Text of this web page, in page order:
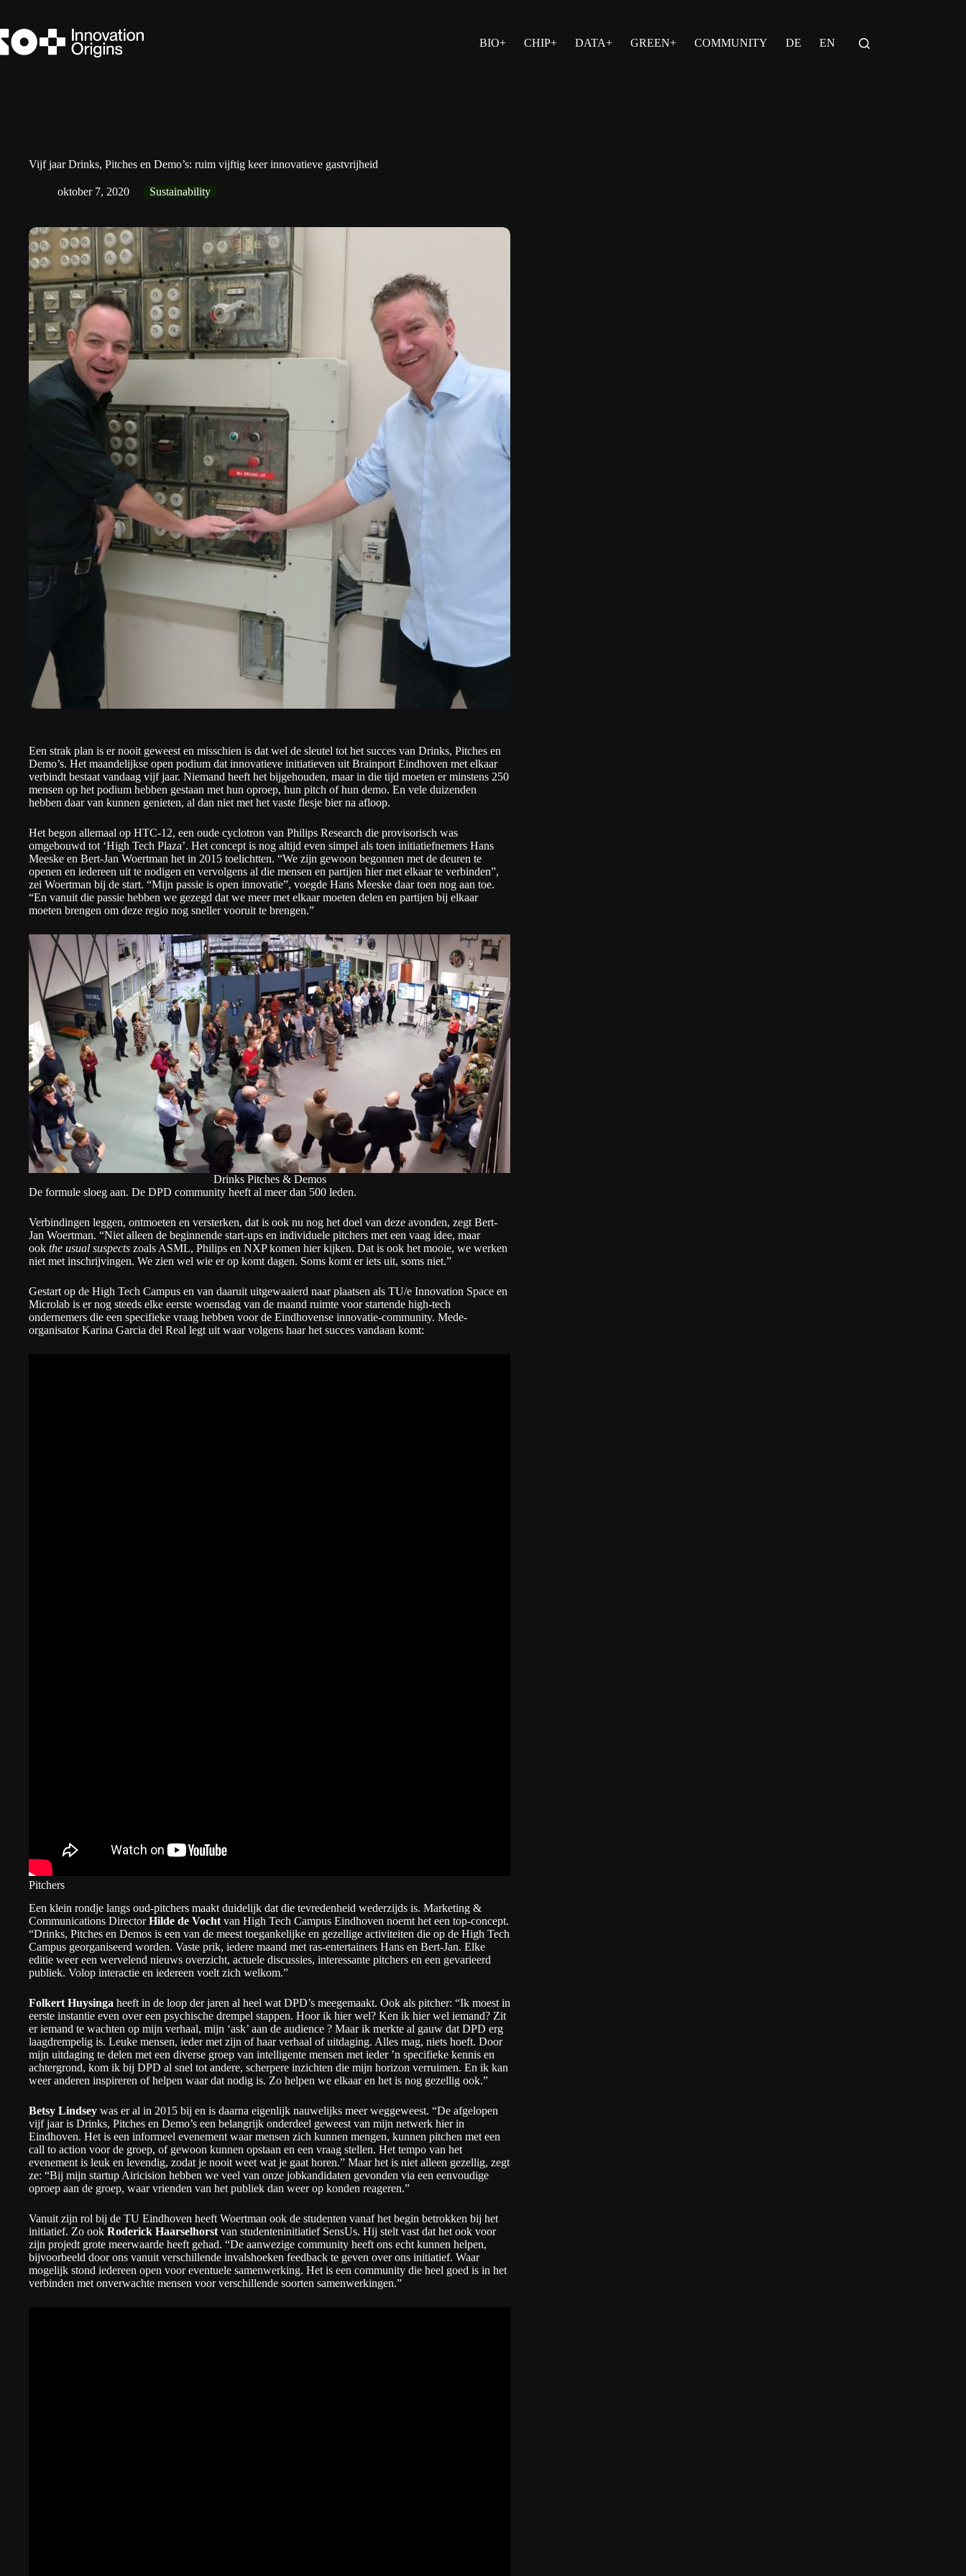
de
inhoud
BIO+ CHIP+ DATA+ GREEN+ COMMUNITY DE EN
Vijf jaar Drinks, Pitches en Demo’s: ruim vijftig keer innovatieve gastvrijheid
oktober 7, 2020 Sustainability
Een strak plan is er nooit geweest en misschien is dat wel de sleutel tot het succes van Drinks, Pitches en
Demo’s. Het maandelijkse open podium dat innovatieve initiatieven uit Brainport Eindhoven met elkaar
verbindt bestaat vandaag vijf jaar. Niemand heeft het bijgehouden, maar in die tijd moeten er minstens 250
mensen op het podium hebben gestaan met hun oproep, hun pitch of hun demo. En vele duizenden
hebben daar van kunnen genieten, al dan niet met het vaste flesje bier na afloop.
Het begon allemaal op HTC-12, een oude cyclotron van Philips Research die provisorisch was
omgebouwd tot ‘High Tech Plaza’. Het concept is nog altijd even simpel als toen initiatiefnemers Hans
Meeske en Bert-Jan Woertman het in 2015 toelichtten. “We zijn gewoon begonnen met de deuren te
openen en iedereen uit te nodigen en vervolgens al die mensen en partijen hier met elkaar te verbinden”,
zei Woertman bij de start. “Mijn passie is open innovatie”, voegde Hans Meeske daar toen nog aan toe.
“En vanuit die passie hebben we gezegd dat we meer met elkaar moeten delen en partijen bij elkaar
moeten brengen om deze regio nog sneller vooruit te brengen.”
Drinks Pitches & Demos
De formule sloeg aan. De DPD community heeft al meer dan 500 leden.
Verbindingen leggen, ontmoeten en versterken, dat is ook nu nog het doel van deze avonden, zegt Bert-
Jan Woertman. “Niet alleen de beginnende start-ups en individuele pitchers met een vaag idee, maar
ook the usual suspects zoals ASML, Philips en NXP komen hier kijken. Dat is ook het mooie, we werken
niet met inschrijvingen. We zien wel wie er op komt dagen. Soms komt er iets uit, soms niet.”
Gestart op de High Tech Campus en van daaruit uitgewaaierd naar plaatsen als TU/e Innovation Space en
Microlab is er nog steeds elke eerste woensdag van de maand ruimte voor startende high-tech
ondernemers die een specifieke vraag hebben voor de Eindhovense innovatie-community. Mede-
organisator Karina Garcia del Real legt uit waar volgens haar het succes vandaan komt:
Pitchers
Een klein rondje langs oud-pitchers maakt duidelijk dat die tevredenheid wederzijds is. Marketing &
Communications DirectorHilde de Vochtvan High Tech Campus Eindhoven noemt het een top-concept.
“Drinks, Pitches en Demos is een van de meest toegankelijke en gezellige activiteiten die op de High Tech
Campus georganiseerd worden. Vaste prik, iedere maand met ras-entertainers Hans en Bert-Jan. Elke
editie weer een wervelend nieuws overzicht, actuele discussies, interessante pitchers en een gevarieerd
publiek. Volop interactie en iedereen voelt zich welkom.”
Folkert Huysinga heeft in de loop der jaren al heel wat DPD’s meegemaakt. Ook als pitcher: “Ik moest in
eerste instantie even over een psychische drempel stappen. Hoor ik hier wel? Ken ik hier wel iemand? Zit
er iemand te wachten op mijn verhaal, mijn ‘ask’ aan de audience ? Maar ik merkte al gauw dat DPD erg
laagdrempelig is. Leuke mensen, ieder met zijn of haar verhaal of uitdaging. Alles mag, niets hoeft. Door
mijn uitdaging te delen met een diverse groep van intelligente mensen met ieder ’n specifieke kennis en
achtergrond, kom ik bij DPD al snel tot andere, scherpere inzichten die mijn horizon verruimen. En ik kan
weer anderen inspireren of helpen waar dat nodig is. Zo helpen we elkaar en het is nog gezellig ook.”
Betsy Lindsey was er al in 2015 bij en is daarna eigenlijk nauwelijks meer weggeweest. “De afgelopen
vijf jaar is Drinks, Pitches en Demo’s een belangrijk onderdeel geweest van mijn netwerk hier in
Eindhoven. Het is een informeel evenement waar mensen zich kunnen mengen, kunnen pitchen met een
call to action voor de groep, of gewoon kunnen opstaan en een vraag stellen. Het tempo van het
evenement is leuk en levendig, zodat je nooit weet wat je gaat horen.” Maar het is niet alleen gezellig, zegt
ze: “Bij mijn startup Airicision hebben we veel van onze jobkandidaten gevonden via een eenvoudige
oproep aan de groep, waar vrienden van het publiek dan weer op konden reageren.”
Vanuit zijn rol bij de TU Eindhoven heeft Woertman ook de studenten vanaf het begin betrokken bij het
initiatief. Zo ook Roderick Haarselhorstvan studenteninitiatief SensUs. Hij stelt vast dat het ook voor
zijn projedt grote meerwaarde heeft gehad. “De aanwezige community heeft ons echt kunnen helpen,
bijvoorbeeld door ons vanuit verschillende invalshoeken feedback te geven over ons initiatief. Waar
mogelijk stond iedereen open voor eventuele samenwerking. Het is een community die heel goed is in het
verbinden met onverwachte mensen voor verschillende soorten samenwerkingen.”